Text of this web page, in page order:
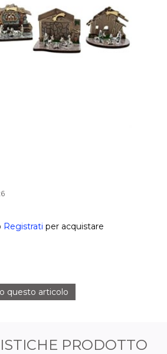
Registrati per acquistare
questo articolo
PRODOTTO